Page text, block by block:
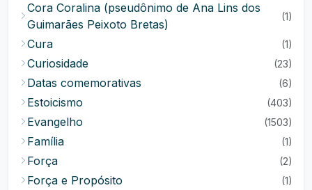
Cora Coralina (pseudônimo de Ana Lins dos
Guimarães Peixoto Bretas)
(1)
Cura (1)
Curiosidade (23)
Datas comemorativas (6)
Estoicismo (403)
Evangelho (1503)
Família (1)
Força (2)
Força e Propósito (1)